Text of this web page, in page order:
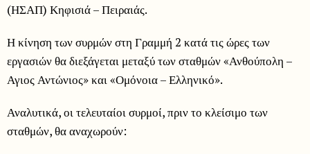
(ΗΣΑΠ) Κηφισιά – Πειραιάς.
Η κίνηση των συρμών στη Γραμμή 2 κατά τις ώρες των
εργασιών θα διεξάγεται μεταξύ των σταθμών «Ανθούπολη –
Αγιος Αντώνιος» και «Ομόνοια – Ελληνικό».
Αναλυτικά, οι τελευταίοι συρμοί, πριν το κλείσιμο των
σταθμών, θα αναχωρούν: